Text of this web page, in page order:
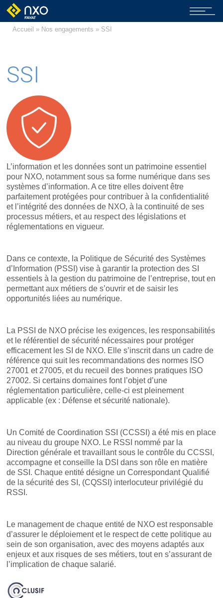
Accueil » Nos engagements » SSI
SSI
L’information et les données sont un patrimoine essentiel
pour NXO, notamment sous sa forme numérique dans ses
systèmes d’information. A ce titre elles doivent être
parfaitement protégées pour contribuer à la confidentialité
et l’intégrité des données de NXO, à la continuité de ses
processus métiers, et au respect des législations et
réglementations en vigueur.
Dans ce contexte, la Politique de Sécurité des Systèmes
d’Information (PSSI) vise à garantir la protection des SI
essentiels à la gestion du patrimoine de l’entreprise, tout en
permettant aux métiers de s’ouvrir et de saisir les
opportunités liées au numérique.
La PSSI de NXO précise les exigences, les responsabilités
et le référentiel de sécurité nécessaires pour protéger
efficacement les SI de NXO. Elle s’inscrit dans un cadre de
référence qui suit les recommandations des normes ISO
27001 et 27005, et du recueil des bonnes pratiques ISO
27002. Si certains domaines font l’objet d’une
réglementation particulière, celle-ci est pleinement
applicable (ex : Défense et sécurité nationale).
Un Comité de Coordination SSI (CCSSI) a été mis en place
au niveau du groupe NXO. Le RSSI nommé par la
Direction générale et travaillant sous le contrôle du CCSSI,
accompagne et conseille la DSI dans son rôle en matière
de SSI. Chaque entité désigne un Correspondant Qualifié
de la sécurité des SI, (CQSSI) interlocuteur privilégié du
RSSI.
Le management de chaque entité de NXO est responsable
d’assurer le déploiement et le respect de cette politique au
sein de son organisation, avec des moyens adaptés aux
enjeux et aux risques de ses métiers, tout en s’assurant de
l’implication de chaque salarié.